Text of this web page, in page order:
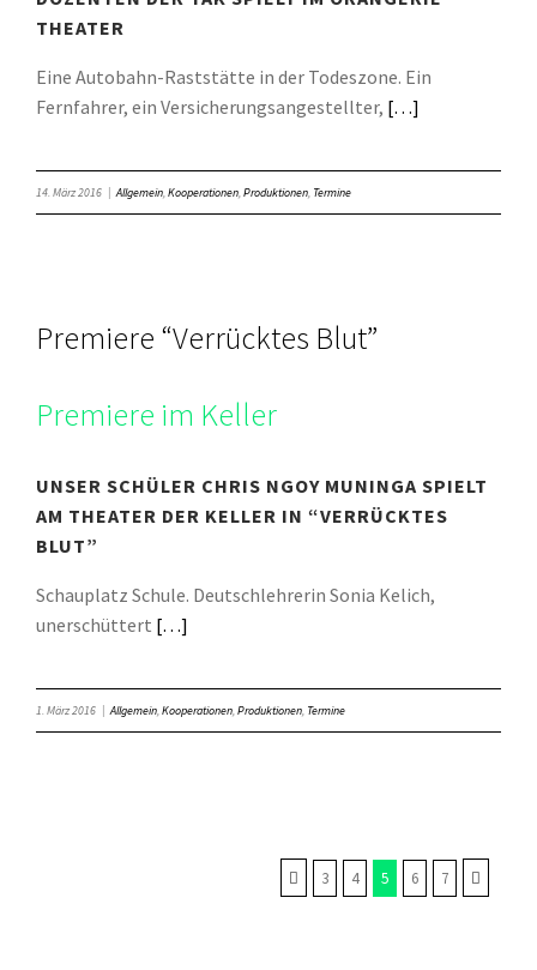
THEATER
Eine Autobahn-Raststätte in der Todeszone. Ein
Fernfahrer, ein Versicherungsangestellter, […]
14. März 2016 | Allgemein,Kooperationen,Produktionen, Termine
Premiere “Verrücktes Blut”
Premiere im Keller
UNSER SCHÜLER CHRIS NGOY MUNINGA SPIELT
AM THEATER DER KELLER IN “VERRÜCKTES
BLUT”
Schauplatz Schule. Deutschlehrerin Sonia Kelich,
unerschüttert […]
1. März 2016 | Allgemein,Kooperationen,Produktionen, Termine
3 4 5 6 7